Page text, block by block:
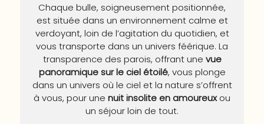
Chaque bulle, soigneusement positionnée,
est située dans un environnement calme et
verdoyant, loin de l’agitation du quotidien, et
vous transporte dans un univers féérique. La
transparence des parois, offrant une vue
panoramique sur le ciel étoilé, vous plonge
dans un univers où le ciel et la nature s’offrent
à vous, pour une nuit insolite en amoureuxou
un séjour loin de tout.